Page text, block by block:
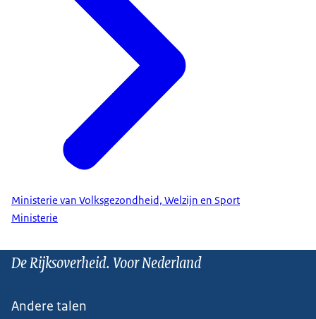
Ministerie van Volksgezondheid, Welzijn en Sport
Ministerie
De Rijksoverheid. Voor Nederland
Andere talen